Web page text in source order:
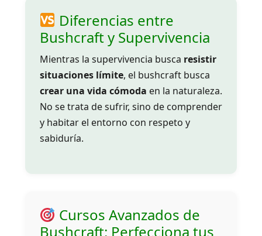
Diferencias entre
Bushcraft y Supervivencia
Mientras la supervivencia busca resistir
situaciones límite, el bushcraft busca
crear una vida cómoda en la naturaleza.
No se trata de sufrir, sino de comprender
y habitar el entorno con respeto y
sabiduría.
Cursos Avanzados de
Bushcraft: Perfecciona tus